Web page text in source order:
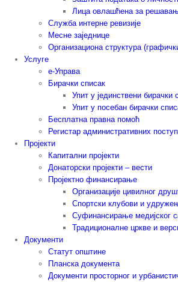
Лица овлашћена за
Служба интерне ревизије
Месне заједнице
Организациона структура
Услуге
е-Управа
Бирачки списак
Упит у јединствени бирачки
Упит у посебан бирачки
Бесплатна правна помоћ
Регистар административних
Пројекти
Капитални пројекти
Донаторски пројекти – вести
Пројектно финансирање
Организације цивилног
Спортски клубови и
Суфинансирање медијског
Традиционалне цркве и
Документи
Статут општине
Планска документа
Документи просторног и